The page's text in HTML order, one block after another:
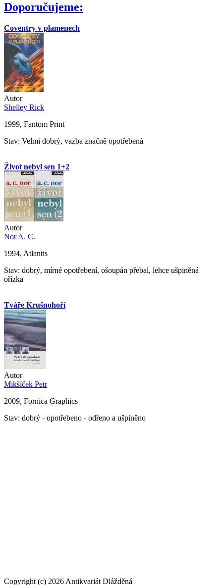
Doporučujeme:
Coventry v plamenech
Autor
Shelley Rick
1999, Fantom Print
Stav: Velmi dobrý, vazba značně opotřebená
Život nebyl sen 1+2
Autor
Nor A. C.
1994, Atlantis
Stav: dobrý, mírné opotřebení, ošoupán přebal, lehce ušpiněná
ořízka
Tváře Krušnohoří
Autor
Mikšíček Petr
2009, Fornica Graphics
Stav: dobrý - opotřebeno - odřeno a ušpiněno
Copyright (c) 2026 Antikvariát Dlážděná